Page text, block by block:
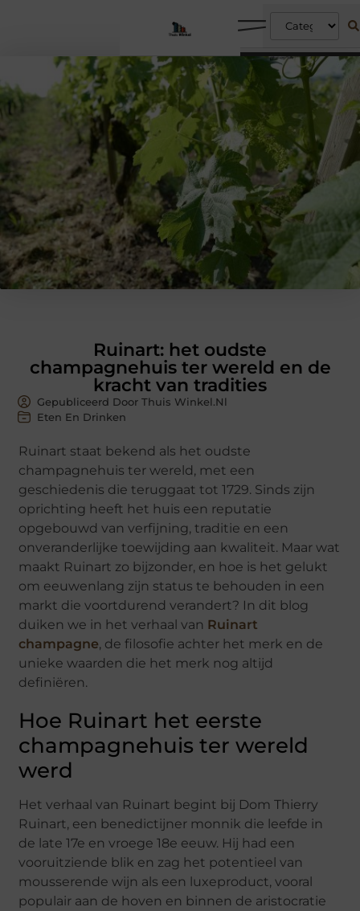
Ruinart: het oudste
champagnehuis ter wereld en de
kracht van tradities
Gepubliceerd Door Thuis Winkel.nl
Eten En Drinken
Ruinart staat bekend als het oudste
champagnehuis ter wereld, met een
geschiedenis die teruggaat tot 1729. Sinds zijn
oprichting heeft het huis een reputatie
opgebouwd van verfijning, traditie en een
onveranderlijke toewijding aan kwaliteit. Maar wat
maakt Ruinart zo bijzonder, en hoe is het gelukt
om eeuwenlang zijn status te behouden in een
markt die voortdurend verandert? In dit blog
duiken we in het verhaal van Ruinart
champagne, de filosofie achter het merk en de
unieke waarden die het merk nog altijd
definiëren.
Hoe Ruinart het eerste
champagnehuis ter wereld
werd
Het verhaal van Ruinart begint bij Dom Thierry
Ruinart, een benedictijner monnik die leefde in
de late 17e en vroege 18e eeuw. Hij had een
vooruitziende blik en zag het potentieel van
mousserende wijn als een luxeproduct, vooral
populair aan de hoven en binnen de aristocratie